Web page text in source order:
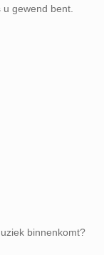
gewend bent.
binnenkomt?